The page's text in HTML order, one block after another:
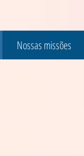
Nossas missões